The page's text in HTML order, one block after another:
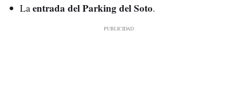
Laentrada del Parking del Soto.